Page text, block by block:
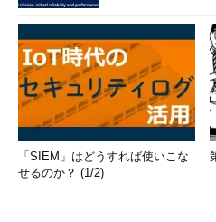
「SIEM」はどうすれば使いこな
せるのか？ (1/2)